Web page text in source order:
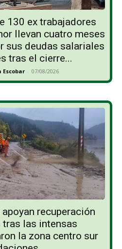
130 ex trabajadores
llevan cuatro meses
sus deudas salariales
tras el cierre...
Escobar - 07/08/2026
recuperación
tras las intensas
la zona centro sur